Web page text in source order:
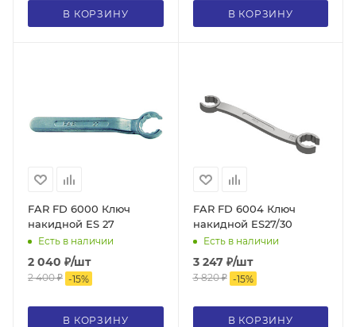
В КОРЗИНУ В КОРЗИНУ
FAR FD 6000 Ключ
накидной ES 27
Есть в наличии
2 040 ₽/шт
2 400₽ -15%
В КОРЗИНУ
FAR FD 6004 Ключ
накидной ES27/30
Есть в наличии
3 247₽/шт
3 820₽ -15%
В КОРЗИНУ